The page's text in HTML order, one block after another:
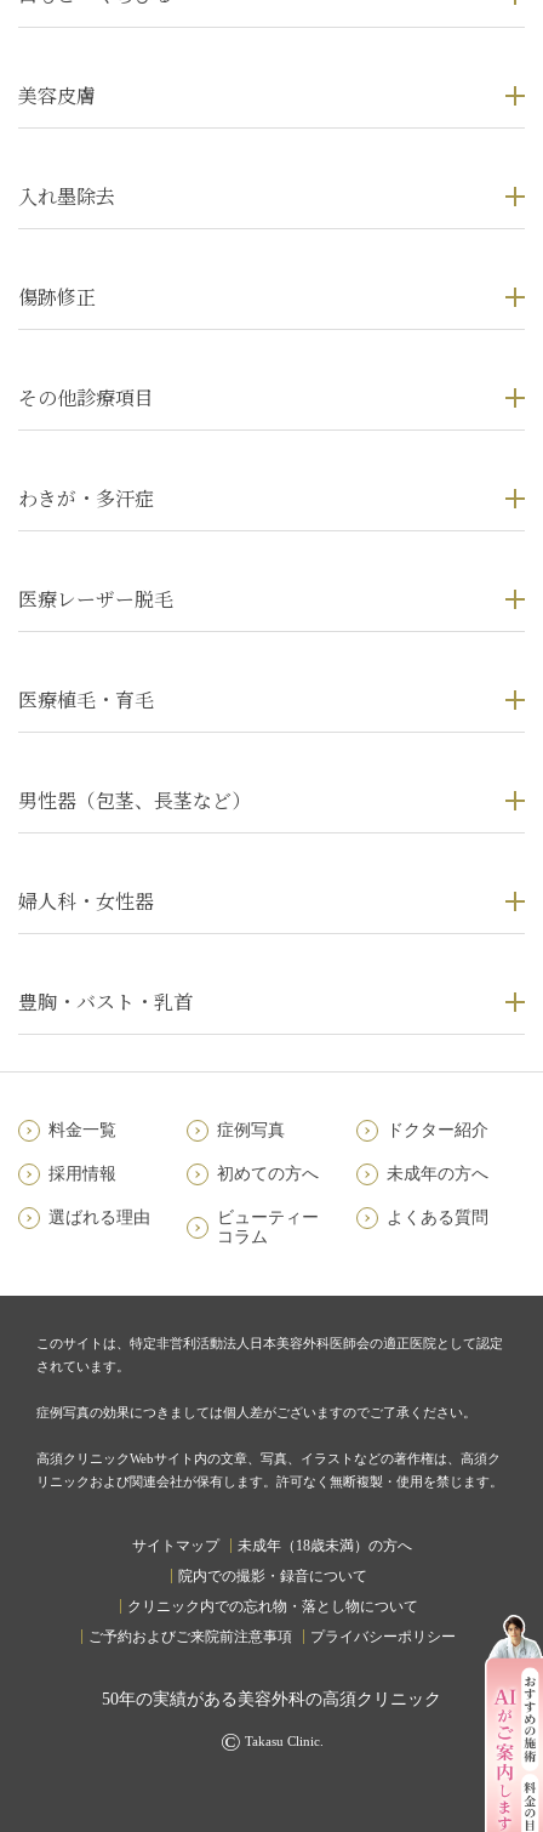
美容皮膚
入れ墨除去
傷跡修正
その他診療項目
わきが・多汗症
医療レーザー脱毛
医療植毛・育毛
男性器（包茎、長茎など）
婦人科・女性器
豊胸・バスト・乳首
料金一覧 症例写真 ドクター紹介
採用情報 初めての方へ 未成年の方へ
選ばれる理由
ビューティー
コラム
よくある質問
このサイトは、特定非営利活動法人日本美容外科医師会の適正医院として認定
されています。
症例写真の効果につきましては個人差がございますのでご了承ください。
高須クリニックWebサイト内の文章、写真、イラストなどの著作権は、高須ク
リニックおよび関連会社が保有します。許可なく無断複製・使用を禁じます。
サイトマップ
未成年（18歳未満）の方へ
院内での撮影・録音について
クリニック内での忘れ物・落とし物について
ご予約およびご来院前注意事項
プライバシーポリシー
50年の実績がある美容外科の高須クリニック
© Takasu Clinic.